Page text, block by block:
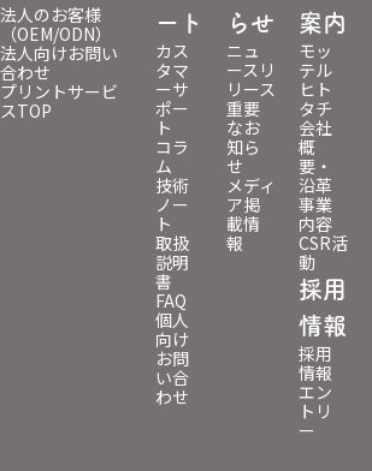
法人のお客様
（OEM/ODN）
法人向けお問い
合わせ
プリントサービ
スTOP
ート
カス
タマ
ーサ
ポー
ト
コラ
ム
技術
ノー
ト
取扱
説明
書
FAQ
個人
向け
お問
い合
わせ
らせ
ニュ
ースリ
リース
重要
なお
知ら
せ
メディ
ア掲
載情
報
案内
モッ
テル
ヒト
タチ
会社
概
要・
沿革
事業
内容
CSR活
動
採用
情報
採用
情報
エン
トリ
ー